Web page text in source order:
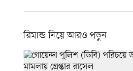
রিমান্ড নিয়ে আরও পড়ুন